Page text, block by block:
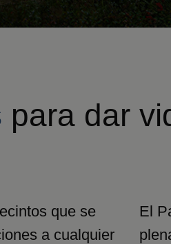
para dar
que se
a cualquier
El